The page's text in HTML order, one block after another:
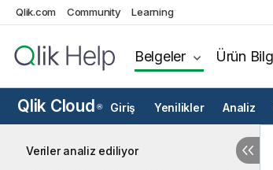
Qlik.com Community Learning
Belgeler Ürün
Qlik Cloud ® Giriş Yenilikler Analiz
Veriler analiz ediliyor